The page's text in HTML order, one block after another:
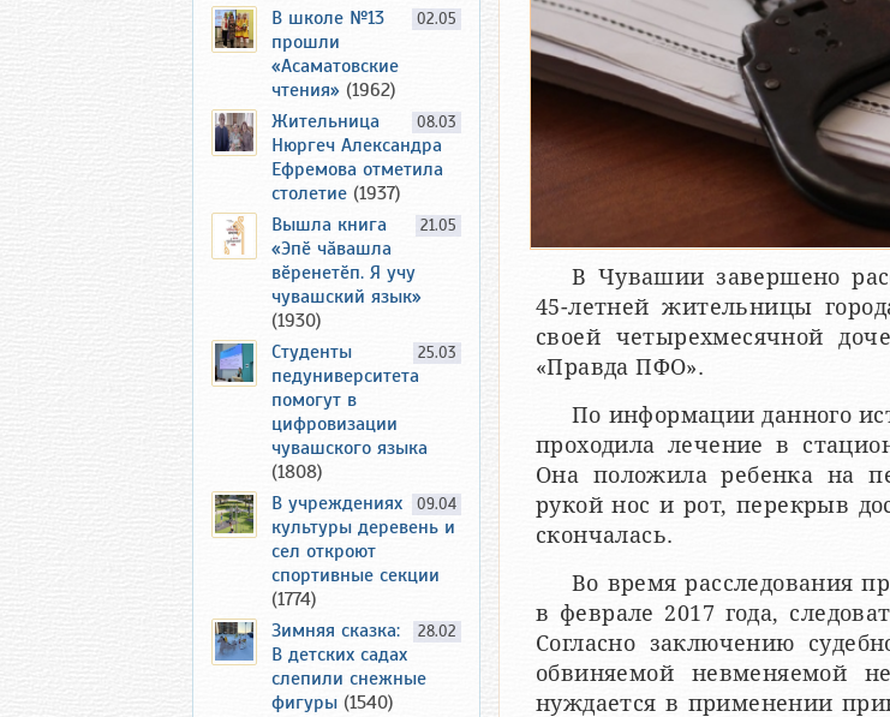
В Чувашии завершено
45-летней жительницы
своей четырехмесячной
«Правда ПФО».
По информации данного
проходила лечение в
Она положила ребенка на
рукой нос и рот, перекрыв
скончалась.
Во время расследования
в феврале 2017 года,
Согласно заключению
обвиняемой невменяемой
нуждается в применении
02.05
В школе №13
прошли
«Асаматовские
чтения» (1962)
08.03
Жительница
Нюргеч Александра
Ефремова отметила
столетие (1937)
21.05
Вышла книга
«Эпӗ чӑвашла
вӗренетӗп. Я учу
чувашский язык»
(1930)
25.03
Студенты
педуниверситета
помогут в
цифровизации
чувашского языка
(1808)
09.04
В учреждениях
культуры деревень и
сел откроют
спортивные секции
(1774)
28.02
Зимняя сказка:
В детских садах
слепили снежные
фигуры (1540)